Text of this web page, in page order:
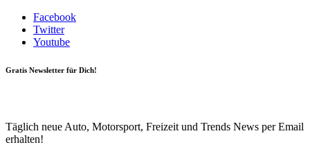
Facebook
Twitter
Youtube
Gratis Newsletter für Dich!
Täglich neue Auto, Motorsport, Freizeit und Trends News per Email
erhalten!